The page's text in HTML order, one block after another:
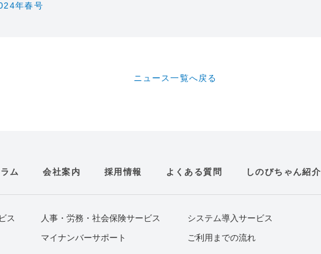
年春号
ニュース一覧へ戻る
ム 会社案内 採用情報 よくある質問 しのびちゃん紹介
ス 人事・労務・社会保険サービス
システム導入サービス
マイナンバーサポート ご利用までの流れ